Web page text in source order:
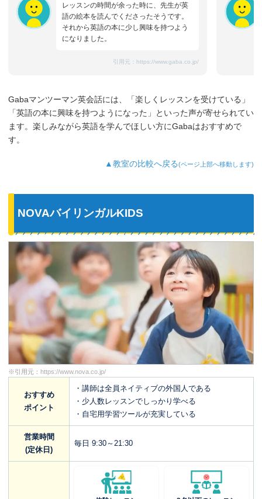
レッスンの時間が余った時に、先生が英
語の絵本を読んでくださったそうです。
それから英語の本に少し興味を持つよう
になりました。
引用元： https://www.gaba.co.jp/
Gabaマンツーマン英会話には、「楽しくレッスンを受けている」
「英語の本に興味を持つようになった」といった声が寄せられてい
ます。楽しみながら英語を学んでほしい方にGabaはおすすめで
す。
▲教室の比較へ戻る(ページ上部へ移動します)
NOVAバイリンガルKIDS
※引用元： https://www.nova.co.jp/
おすすめ
ポイント
・講師は全員ネイティブの外国人である
・少人数レッスンでしっかり学べる
・自宅用学習ツールが充実している
営業時間
(定休日)
毎日 9:30～21:30